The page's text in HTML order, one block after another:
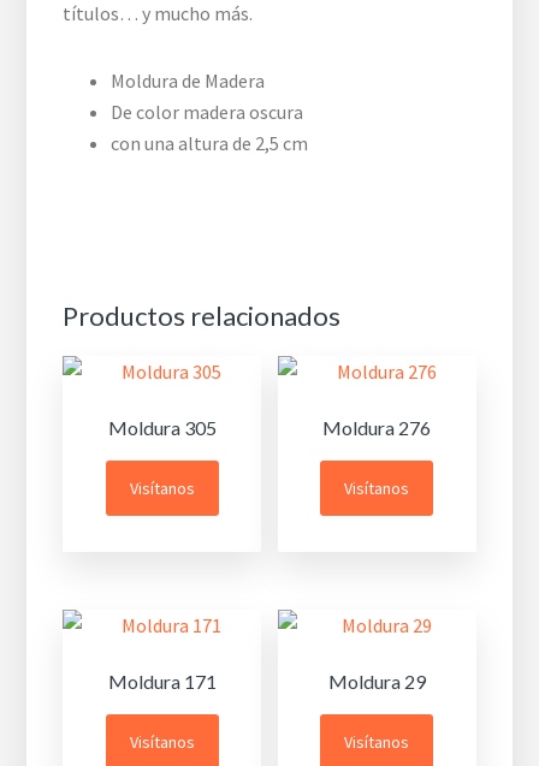
títulos… y mucho más.
Moldura de Madera
De color madera oscura
con una altura de 2,5 cm
Productos relacionados
Moldura 305
Visítanos
Moldura 276
Visítanos
Moldura 171
Visítanos
Moldura 29
Visítanos